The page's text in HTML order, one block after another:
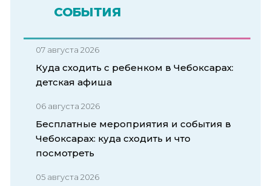
СОБЫТИЯ
07 августа 2026
Куда сходить с ребенком в Чебоксарах:
детская афиша
06 августа 2026
Бесплатные мероприятия и события в
Чебоксарах: куда сходить и что
посмотреть
05 августа 2026